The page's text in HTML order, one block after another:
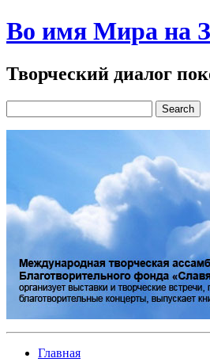
Во имя Мира на
Творческий диалог
Главная